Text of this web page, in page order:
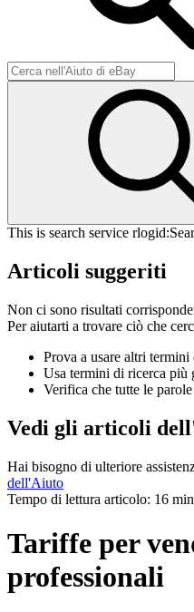
This is search service rlogid:
Articoli suggeriti
Non ci sono risultati
Per aiutarti a trovare ciò che
Prova a usare altri termini
Usa termini di ricerca più
Verifica che tutte le
Vedi gli articoli
Hai bisogno di ulteriore
dell'Aiuto
Tempo di lettura articolo: 16
Tariffe per
professionali